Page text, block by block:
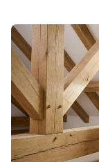
commerciales
xylophage,
plusieurs
une